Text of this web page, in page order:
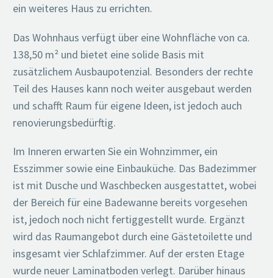
ein weiteres Haus zu errichten.
Das Wohnhaus verfügt über eine Wohnfläche von ca.
138,50 m² und bietet eine solide Basis mit
zusätzlichem Ausbaupotenzial. Besonders der rechte
Teil des Hauses kann noch weiter ausgebaut werden
und schafft Raum für eigene Ideen, ist jedoch auch
renovierungsbedürftig.
Im Inneren erwarten Sie ein Wohnzimmer, ein
Esszimmer sowie eine Einbauküche. Das Badezimmer
ist mit Dusche und Waschbecken ausgestattet, wobei
der Bereich für eine Badewanne bereits vorgesehen
ist, jedoch noch nicht fertiggestellt wurde. Ergänzt
wird das Raumangebot durch eine Gästetoilette und
insgesamt vier Schlafzimmer. Auf der ersten Etage
wurde neuer Laminatboden verlegt. Darüber hinaus